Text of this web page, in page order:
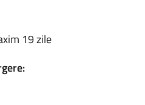
19 zile